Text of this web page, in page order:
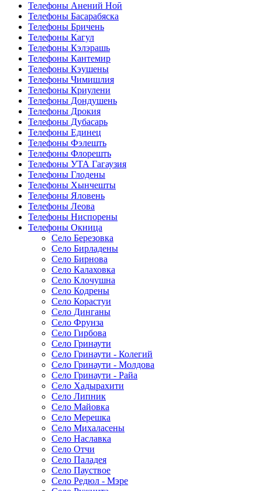
Телефоны Анений Ноӣ
Телефоны Басарабяска
Телефоны Бричень
Телефоны Кагул
Телефоны Кэлэрашь
Телефоны Кантемир
Телефоны Кэушены
Телефоны Чимишлия
Телефоны Криулени
Телефоны Дондушень
Телефоны Дрокия
Телефоны Дубасарь
Телефоны Единец
Телефоны Фэлешть
Телефоны Флорешть
Телефоны УТА Гагаузия
Телефоны Глодены
Телефоны Хынчешты
Телефоны Яловень
Телефоны Леова
Телефоны Ниспорены
Телефоны Окница
Село Березовка
Село Бирладены
Село Бирнова
Село Калаховка
Село Клочушна
Село Кодрены
Село Корастуи
Село Динганы
Село Фрунза
Село Гирбова
Село Гринаути
Село Гринаути - Колегий
Село Гринаути - Молдова
Село Гринаути - Райа
Село Хадырахити
Село Липник
Село Майовка
Село Мерешка
Село Михаласены
Село Наславка
Село Отчи
Село Паладея
Село Пауствое
Село Редюл - Мэре